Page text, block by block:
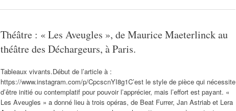
Théâtre : « Les Aveugles », de Maurice Maeterlinck au
théâtre des Déchargeurs, à Paris.
Tableaux vivants.Début de l’article à :
https://www.instagram.com/p/CpcscnYI8g1C’est le style de pièce qui nécessite
d’être initié ou contemplatif pour pouvoir l’apprécier, mais l’effort est payant. «
Les Aveugles » a donné lieu à trois opéras, de Beat Furrer, Jan Astriab et Lera